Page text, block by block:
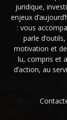
juridique,
enjeux
: vous
parle
motivation et
lu, compris et
d’action, au